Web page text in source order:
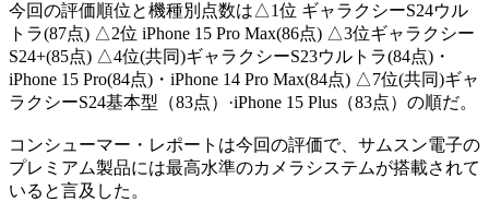
今回の評価順位と機種別点数は△1位 ギャラクシーS24ウル
トラ(87点) △2位 iPhone 15 Pro Max(86点) △3位ギャラクシー
S24+(85点) △4位(共同)ギャラクシーS23ウルトラ(84点)・
iPhone 15 Pro(84点)・iPhone 14 Pro Max(84点) △7位(共同)ギャ
ラクシーS24基本型（83点）·iPhone 15 Plus（83点）の順だ。
コンシューマー・レポートは今回の評価で、サムスン電子の
プレミアム製品には最高水準のカメラシステムが搭載されて
いると言及した。